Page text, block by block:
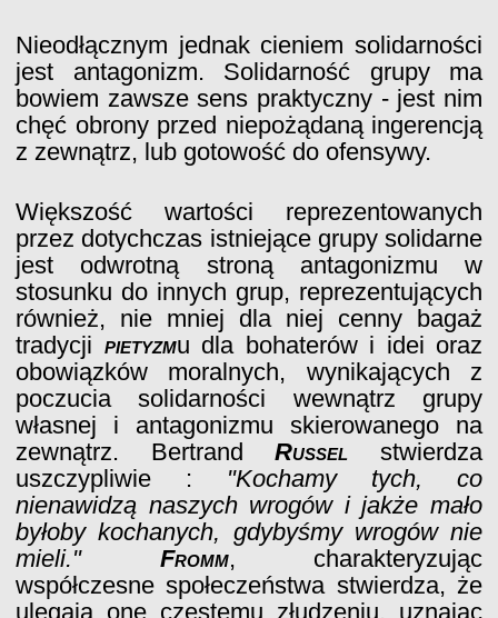
Nieodłącznym jednak cieniem solidarności
jest antagonizm. Solidarność grupy ma
bowiem zawsze sens praktyczny - jest nim
chęć obrony przed niepożądaną ingerencją
z zewnątrz, lub gotowość do ofensywy.
Większość wartości reprezentowanych
przez dotychczas istniejące grupy solidarne
jest odwrotną stroną antagonizmu w
stosunku do innych grup, reprezentujących
również, nie mniej dla niej cenny bagaż
tradycji pietyzmu dla bohaterów i idei oraz
obowiązków moralnych, wynikających z
poczucia solidarności wewnątrz grupy
własnej i antagonizmu skierowanego na
zewnątrz. BertrandRussel stwierdza
uszczypliwie : "Kochamy tych, co
nienawidzą naszych wrogów i jakże mało
byłoby kochanych, gdybyśmy wrogów nie
mieli."
Fromm, charakteryzując
współczesne społeczeństwa stwierdza, że
ulegają one częstemu złudzeniu, uznając